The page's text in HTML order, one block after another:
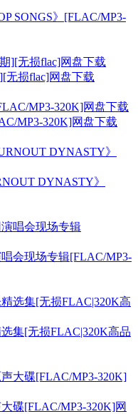
SONGS》[FLAC/MP3-
无损flac]网盘下载
MP3-320K]网盘下载
DYNASTY》
会现场专辑[FLAC/MP3-
集[无损FLAC|320K高品
碟[FLAC/MP3-320K]网